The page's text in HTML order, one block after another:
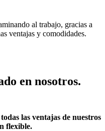
al trabajo, gracias a
ventajas y comodidades.
en nosotros.
las ventajas de nuestros
flexible.